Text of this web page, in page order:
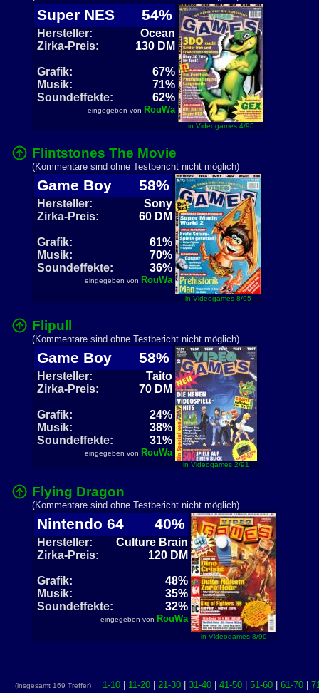
Super NES 54%
Hersteller:
Ocean
Zirka-Preis:
130 DM
Grafik:
67%
Musik:
71%
Soundeffekte:
62%
eingegeben von RouWa
in Videogames 4/95
Flintstones The Movie
(Kommentare sind ohne Testbericht nicht möglich)
Game Boy 58%
Hersteller:
Sony
Zirka-Preis:
60 DM
Grafik:
61%
Musik:
70%
Soundeffekte:
36%
eingegeben von RouWa
in Videogames 8/95
Flipull
(Kommentare sind ohne Testbericht nicht möglich)
Game Boy 58%
Hersteller:
Taito
Zirka-Preis:
70 DM
Grafik:
24%
Musik:
38%
Soundeffekte:
31%
eingegeben von RouWa
in Videogames 2/91
Flying Dragon
(Kommentare sind ohne Testbericht nicht möglich)
Nintendo 64 40%
Hersteller:
Culture Brain
Zirka-Preis:
120 DM
Grafik:
48%
Musik:
35%
Soundeffekte:
32%
eingegeben von RouWa
in Videogames 8/99
(insgesamt 169 Treffer) 1-10| 11-20| 21-30| 31-40| 41-50| 51-60| 61-70|